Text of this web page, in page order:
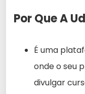
Por Que A
É uma
onde o seu
divulgar